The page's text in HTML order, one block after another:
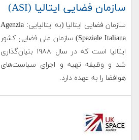
سازمان فضایی ایتالیا (ASI)
سازمان فضایی ایتالیا (به ایتالیایی: Agenzia
Spaziale Italiana) سازمان ملی فضایی کشور
ایتالیا است که در سال ۱۹۸۸ بنیان‌گذاری
شد و وظیفه تهیه و اجرای سیاست‌های
هوافضا را به عهده دارد.